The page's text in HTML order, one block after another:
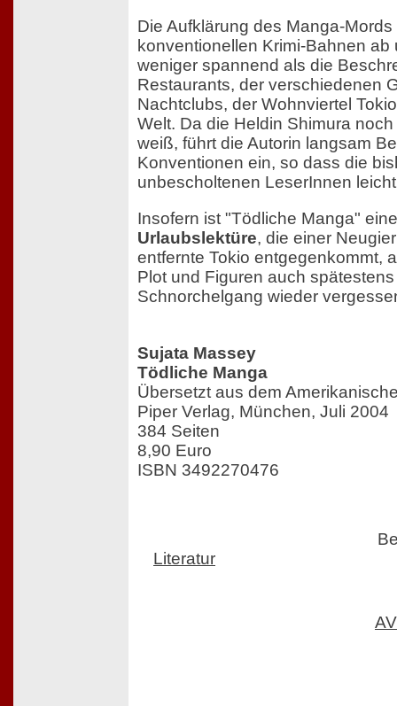
Die Aufklärung des Manga-Mords
konventionellen Krimi-Bahnen ab
weniger spannend als die
Restaurants, der verschiedenen
Nachtclubs, der Wohnviertel
Welt. Da die Heldin Shimura
weiß, führt die Autorin langsam
Konventionen ein, so dass die
unbescholtenen LeserInnen
Insofern ist "Tödliche Manga"
Urlaubslektüre, die einer
entfernte Tokio entgegenkommt,
Plot und Figuren auch
Schnorchelgang wieder
Sujata Massey
Tödliche Manga
Übersetzt aus dem
Piper Verlag, München, Juli 2004
384 Seiten
8,90 Euro
ISBN 3492270476
Literatur